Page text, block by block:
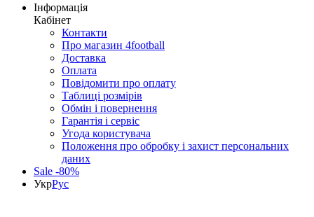
Інформація
Кабінет
Контакти
Про магазин 4football
Доставка
Оплата
Повідомити про оплату
Таблиці розмірів
Обмін і повернення
Гарантія і сервіс
Угода користувача
Положення про обробку і захист персональних
даних
Sale -80%
УкрРус